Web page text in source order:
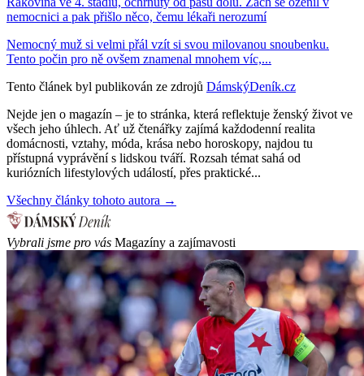
nemocnici a pak přišlo něco, čemu lékaři nerozumí
Nemocný muž si velmi přál vzít si svou milovanou snoubenku.
Tento počin pro ně ovšem znamenal mnohem víc,...
Tento článek byl publikován ze zdrojů DámskýDeník.cz
Nejde jen o magazín – je to stránka, která reflektuje ženský život ve
všech jeho úhlech. Ať už čtenářky zajímá každodenní realita
domácnosti, vztahy, móda, krása nebo horoskopy, najdou tu
přístupná vyprávění s lidskou tváří. Rozsah témat sahá od
kuriózních lifestylových událostí, přes praktické...
Všechny články tohoto autora →
Vybrali jsme pro vás Magazíny a zajímavosti